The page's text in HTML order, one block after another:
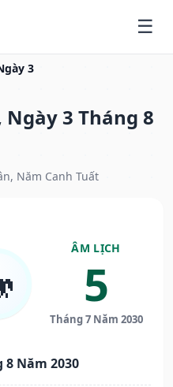
3
3 Tháng 8
Năm Canh Tuất
ÂM LỊCH
5
Tháng 7 Năm 2030
Năm 2030